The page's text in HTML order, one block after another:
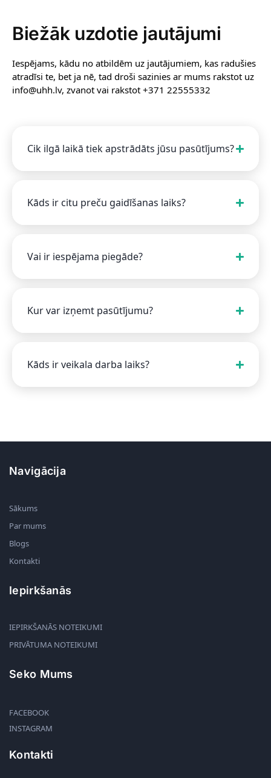
Biežāk uzdotie jautājumi
Iespējams, kādu no atbildēm uz jautājumiem, kas radušies
atradīsi te, bet ja nē, tad droši sazinies ar mums rakstot uz
info@uhh.lv, zvanot vai rakstot +371 22555332
Cik ilgā laikā tiek apstrādāts jūsu pasūtījums?
Kāds ir citu preču gaidīšanas laiks?
Vai ir iespējama piegāde?
Kur var izņemt pasūtījumu?
Kāds ir veikala darba laiks?
Navigācija
Sākums
Par mums
Blogs
Kontakti
Iepirkšanās
IEPIRKŠANĀS NOTEIKUMI
PRIVĀTUMA NOTEIKUMI
Seko Mums
FACEBOOK
INSTAGRAM
Kontakti